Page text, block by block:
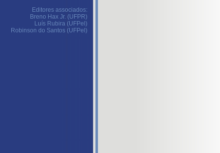
Editores associados:
Breno Hax Jr. (UFPR)
Luís Rubira (UFPel)
Robinson do Santos (UFPel)